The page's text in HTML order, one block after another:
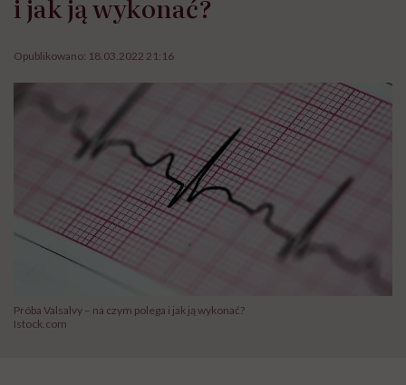
i jak ją wykonać?
Opublikowano: 18.03.2022 21:16
Próba Valsalvy – na czym polega i jak ją wykonać?
Istock.com